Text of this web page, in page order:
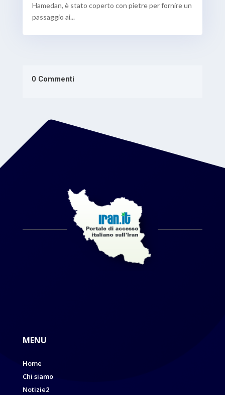
Hamedan, è stato coperto con pietre per fornire un
passaggio ai...
0 Commenti
MENU
Home
Chi siamo
Notizie2